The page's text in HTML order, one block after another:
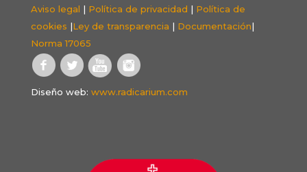
Aviso legal | Política de privacidad | Política de
cookies |Ley de transparencia | Documentación|
Norma 17065
Diseño web: www.radicarium.com